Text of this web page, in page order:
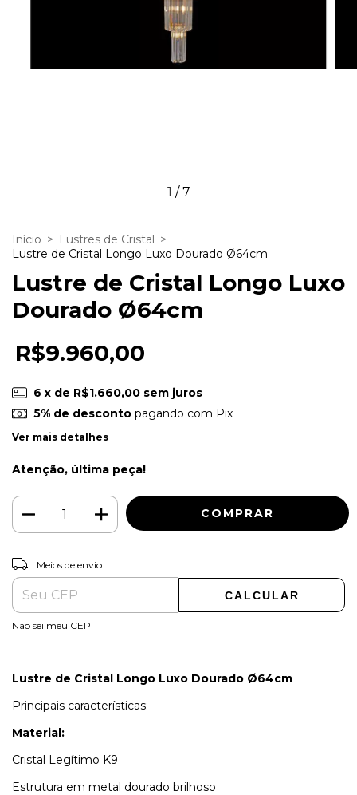
1 /7
Início > Lustres de Cristal >
Lustre de Cristal Longo Luxo Dourado Ø64cm
Lustre de Cristal Longo Luxo
Dourado Ø64cm
R$9.960,00
6 x de R$1.660,00 sem juros
5% de descontopagando com Pix
Ver mais detalhes
Atenção, última peça!
Entregas para o CEP:
Meios de envio
CALCULAR
Não sei meu CEP
Lustre de Cristal Longo Luxo Dourado Ø64cm
Principais características:
Material:
Cristal Legítimo K9
Estrutura em metal dourado brilhoso